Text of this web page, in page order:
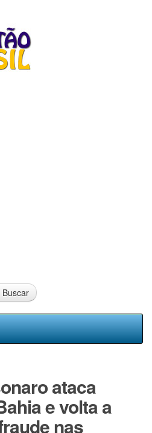
Buscar
ataca
e volta a
nas